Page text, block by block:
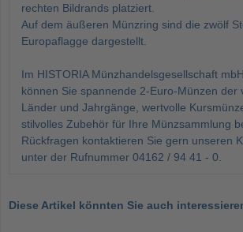
rechten Bildrands platziert.
Auf dem äußeren Münzring sind die zwölf
Europaflagge dargestellt.
Im HISTORIA Münzhandelsgesellschaft
können Sie spannende 2-Euro-Münzen der
Länder und Jahrgänge, wertvolle
stilvolles Zubehör für Ihre Münzsammlung
Rückfragen kontaktieren Sie gern unseren
unter der Rufnummer 04162 / 94 41 - 0.
Diese Artikel könnten Sie auch